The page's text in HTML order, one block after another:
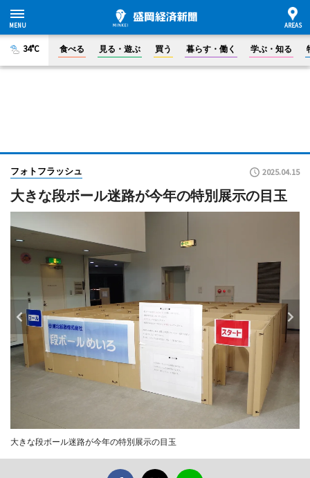
34°C 食べる 見る・遊ぶ 買う 暮らす・働く 学ぶ・知る
フォトフラッシュ 2025.04.15
大きな段ボール迷路が今年の特別展示の目玉
大きな段ボール迷路が今年の特別展示の目玉